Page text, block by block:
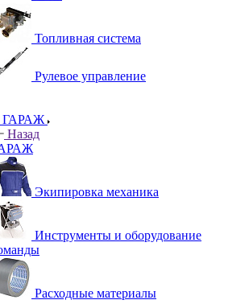
Топливная система
Рулевое управление
ГАРАЖ
Назад
Экипировка механика
Инструменты и оборудование
Расходные материалы